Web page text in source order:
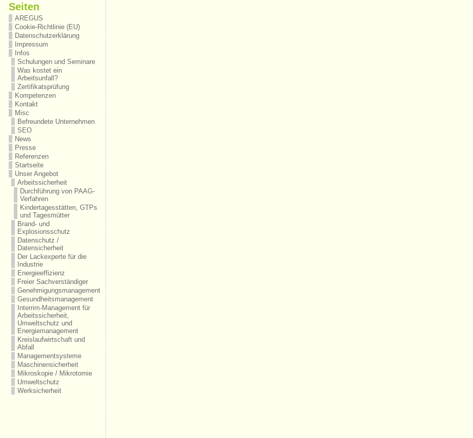
Seiten
AREGUS
Cookie-Richtlinie (EU)
Datenschutzerklärung
Impressum
Infos
Schulungen und Seminare
Was kostet ein
Arbeitsunfall?
Zertifikatsprüfung
Kompetenzen
Kontakt
Misc
Befreundete Unternehmen
SEO
News
Presse
Referenzen
Startseite
Unser Angebot
Arbeitssicherheit
Durchführung von PAAG-
Verfahren
Kindertagesstätten, GTPs
und Tagesmütter
Brand- und
Explosionsschutz
Datenschutz /
Datensicherheit
Der Lackexperte für die
Industrie
Energieeffizienz
Freier Sachverständiger
Genehmigungsmanagement
Gesundheitsmanagement
Interrim-Management für
Arbeitssicherheit,
Umweltschutz und
Energiemanagement
Kreislaufwirtschaft und
Abfall
Managementsysteme
Maschinensicherheit
Mikroskopie / Mikrotomie
Umweltschutz
Werksicherheit